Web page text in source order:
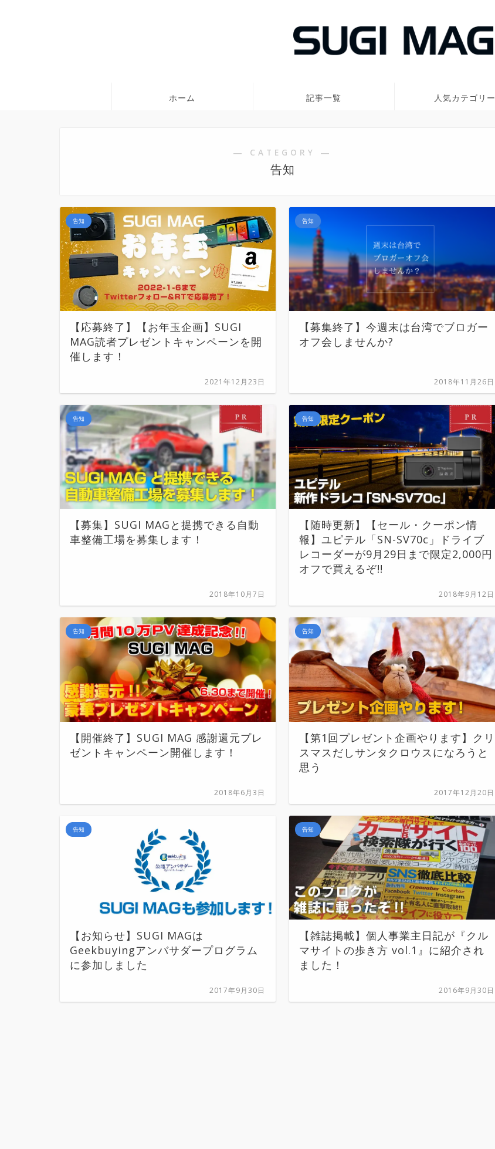
ホーム 記事一覧 人気カテゴリー
― CATEGORY ―
告知
告知
【応募終了】【お年玉企画】SUGI
MAG読者プレゼントキャンペーンを開
催します！
2021年12月23日
告知
【募集終了】今週末は台湾でブロガー
オフ会しませんか?
2018年11月26日
告知
【募集】SUGI MAGと提携できる自動
車整備工場を募集します！
2018年10月7日
告知
【随時更新】【セール・クーポン情
報】ユピテル「SN-SV70c」ドライブ
レコーダーが9月29日まで限定2,000円
オフで買えるぞ!!
2018年9月12日
告知
【開催終了】SUGI MAG 感謝還元プレ
ゼントキャンペーン開催します！
2018年6月3日
告知
【第1回プレゼント企画やります】クリ
スマスだしサンタクロウスになろうと
思う
2017年12月20日
告知
【お知らせ】SUGI MAGは
Geekbuyingアンバサダープログラム
に参加しました
2017年9月30日
告知
【雑誌掲載】個人事業主日記が『クル
マサイトの歩き方 vol.1』に紹介され
ました！
2016年9月30日